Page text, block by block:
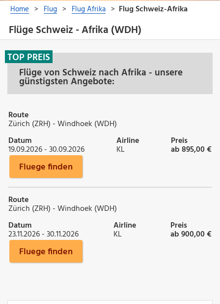
Flüge Schweiz - Afrika (WDH)
Flüge von Schweiz nach Afrika - unsere
günstigsten Angebote:
TOP PREIS
Route
Zürich (ZRH) - Windhoek (WDH)
Datum
19.09.2026 - 30.09.2026
Airline
KL
Preis
ab 895,00 €
Fluege finden
Route
Zürich (ZRH) - Windhoek (WDH)
Datum
23.11.2026 - 30.11.2026
Airline
KL
Preis
ab 900,00 €
Fluege finden